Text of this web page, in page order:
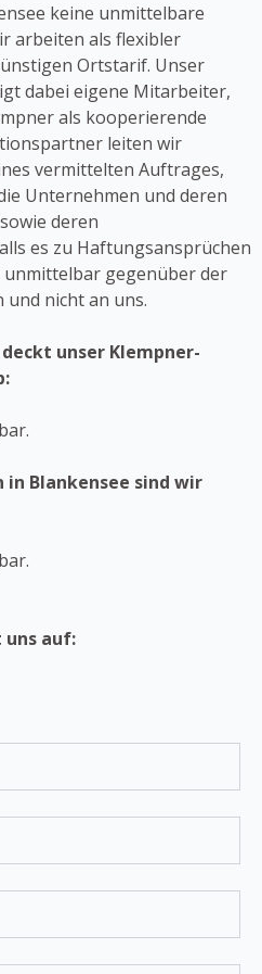
keine unmittelbare
arbeiten als flexibler
Ortstarif. Unser
dabei eigene Mitarbeiter,
als kooperierende
leiten wir
vermittelten Auftrages,
Unternehmen und deren
deren
es zu Haftungsansprüchen
unmittelbar gegenüber der
und nicht an uns.
unser Klempner-
Blankensee sind wir
auf: